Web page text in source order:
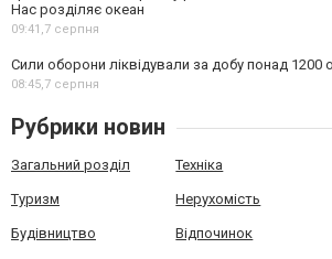
Нас розділяє океан
09:41,7 серпня
Сили оборони ліквідували за добу понад 1200
08:45,7 серпня
Рубрики новин
Загальний розділ Техніка
Туризм Нерухомість
Будівництво Відпочинок